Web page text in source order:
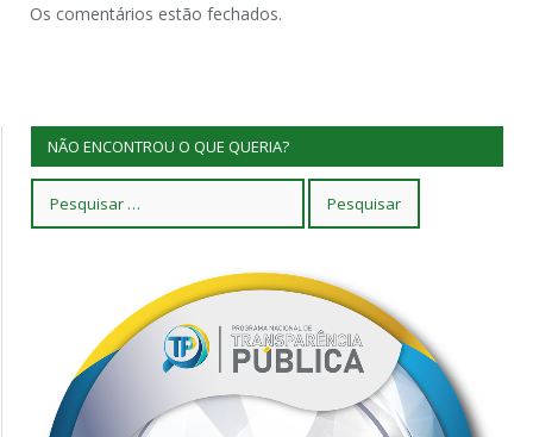
Os comentários estão fechados.
NÃO ENCONTROU O QUE QUERIA?